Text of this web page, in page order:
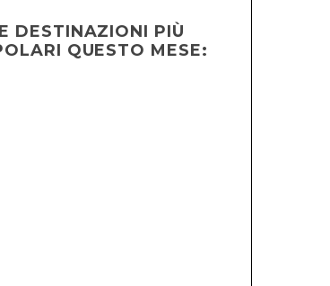
DESTINAZIONI PIÙ
QUESTO MESE: